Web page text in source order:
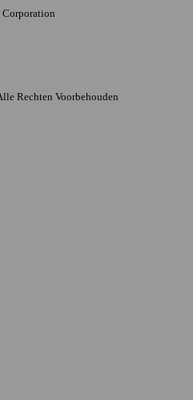
Corporation
Rechten Voorbehouden